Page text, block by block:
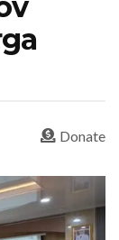
Donate